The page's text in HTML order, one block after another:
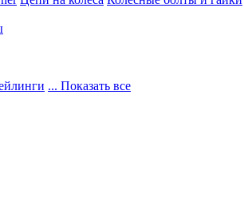
... Показать все